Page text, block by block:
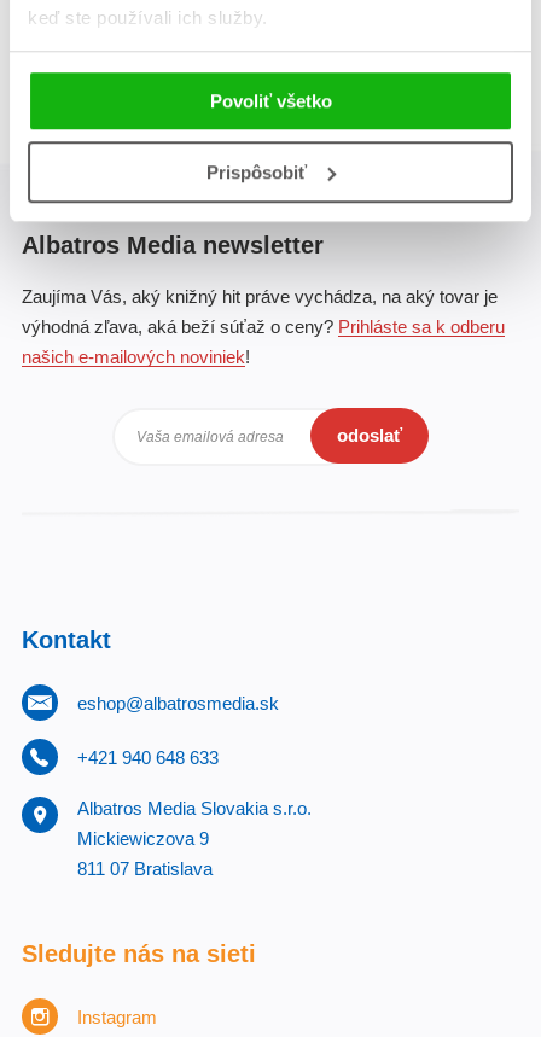
keď ste používali ich služby.
Povoliť všetko
Prispôsobiť
Celkom kníh:
1
Albatros Media newsletter
Zaujíma Vás, aký knižný hit práve vychádza, na aký tovar je
výhodná zľava, aká beží súťaž o ceny? Prihláste sa k odberu
našich e-mailových noviniek!
Vaša emailová adresa odoslať
Kontakt
eshop@albatrosmedia.sk
+421 940 648 633
Albatros Media Slovakia s.r.o.
Mickiewiczova 9
811 07 Bratislava
Sledujte nás na sieti
Instagram